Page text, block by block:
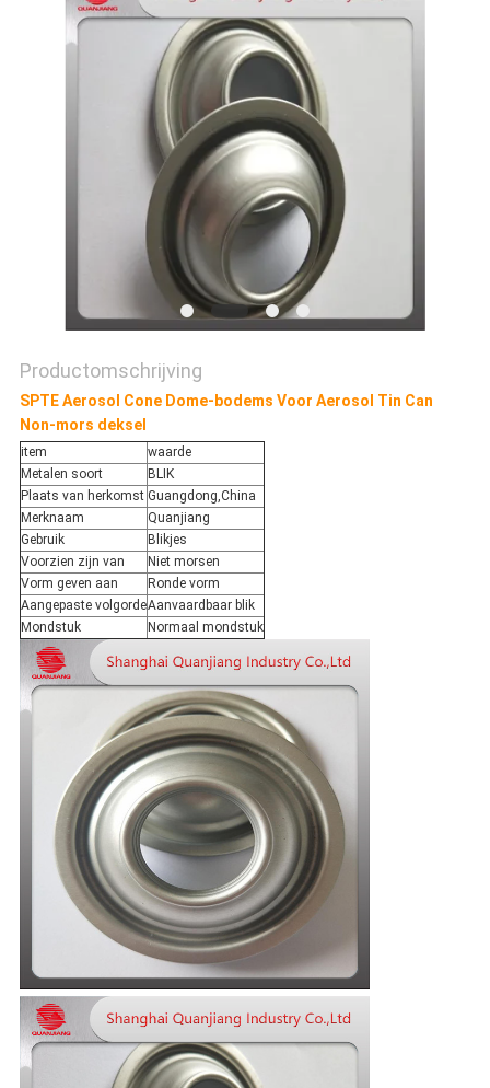
SITEMAP
PRIVACYBELEID
Productomschrijving
SPTE Aerosol Cone Dome-bodems Voor Aerosol Tin Can
Non-mors deksel
item
waarde
Metalen soort
BLIK
Plaats van herkomst Guangdong,China
Merknaam
Quanjiang
Gebruik
Blikjes
Voorzien zijn van
Niet morsen
Vorm geven aan
Ronde vorm
Aangepaste volgordeAanvaardbaar blik
Mondstuk
Normaal mondstuk